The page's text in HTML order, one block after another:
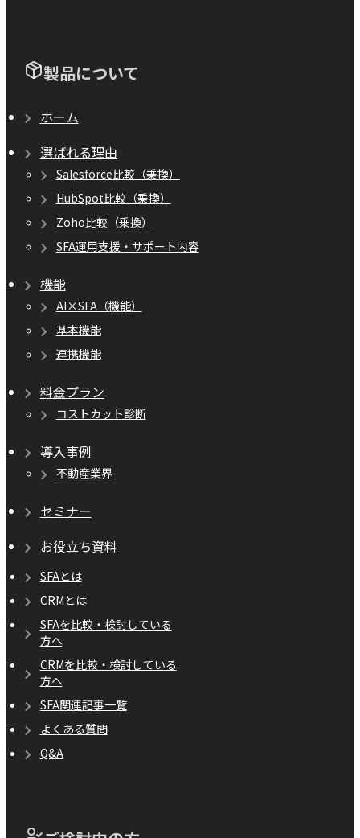
製品について
ホーム
選ばれる理由
Salesforce比較（乗換）
HubSpot比較（乗換）
Zoho比較（乗換）
SFA運用支援・サポート内容
機能
AI×SFA（機能）
基本機能
連携機能
料金プラン
コストカット診断
導入事例
不動産業界
セミナー
お役立ち資料
SFAとは
CRMとは
SFAを比較・検討している
方へ
CRMを比較・検討している
方へ
SFA関連記事一覧
よくある質問
Q&A